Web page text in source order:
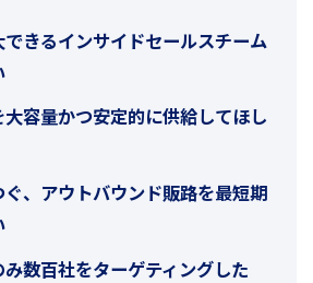
きるインサイドセールスチーム
容量かつ安定的に供給してほし
、アウトバウンド販路を最短期
数百社をターゲティングした